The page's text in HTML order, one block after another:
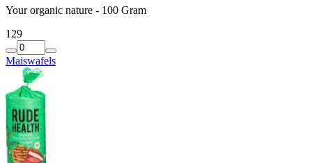
Your organic nature - 100 Gram
1 29
Maiswafels